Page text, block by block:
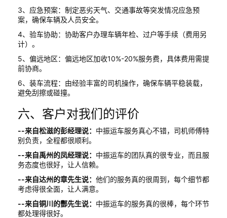
3、应急预案：制定恶劣天气、交通事故等突发情况应急预
案，确保车辆及人员安全。
4、验车协助：协助客户办理车辆年检、过户等手续（费用另
计）。
5、偏远地区：偏远地区加收10%-20%服务费，具体费用需提
前协商。
6、装车流程：由经验丰富的司机操作，确保车辆平稳装载，
避免刮擦或碰撞。
六、客户对我们的评价
--来自松滋的彭经理说： 中振运车服务真心不错，司机师傅特
别负责，全程都很顺利。
--来自禹州的凤经理说： 中振运车的团队真的很专业，而且服
务态度也很好，让人信赖。
--来自达州的章先生说： 他们的服务真的很周到，每个细节都
考虑得很全面，让人满意。
--来自铜川的酆先生说： 中振运车的服务真的很棒，每个环节
都处理得很好。